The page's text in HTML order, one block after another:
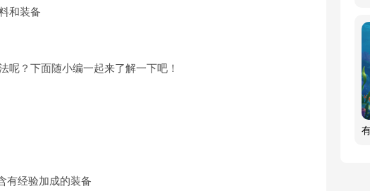
和装备
呢？下面随小编一起来了解一下吧！
有经验加成的装备